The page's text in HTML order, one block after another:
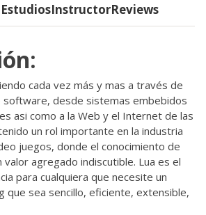
InstructorReviews
cada vez más y mas a través de
desde sistemas embebidos
asi como a la Web y el Internet de las
un rol importante en la industria
juegos, donde el conocimiento de
valor agregado indiscutible. Lua es el
para cualquiera que necesite un
que sea sencillo, eficiente, extensible,